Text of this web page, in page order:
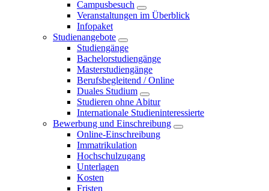
Campusbesuch
Veranstaltungen im Überblick
Infopaket
Studienangebote
Studiengänge
Bachelorstudiengänge
Masterstudiengänge
Berufsbegleitend / Online
Duales Studium
Studieren ohne Abitur
Internationale Studieninteressierte
Bewerbung und Einschreibung
Online-Einschreibung
Immatrikulation
Hochschulzugang
Unterlagen
Kosten
Fristen